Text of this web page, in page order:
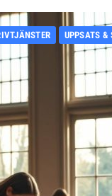
UPPSATS